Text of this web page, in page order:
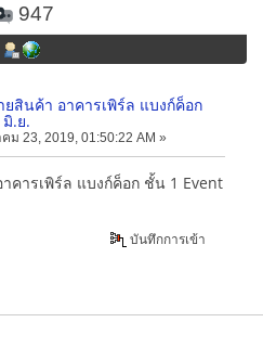
947
สินค้า อาคารเพิร์ล แบงก์ค็อก
.ย.
ม 23, 2019, 01:50:22 AM »
คารเพิร์ล แบงก์ค็อก ชั้น 1 Event
บันทึกการเข้า